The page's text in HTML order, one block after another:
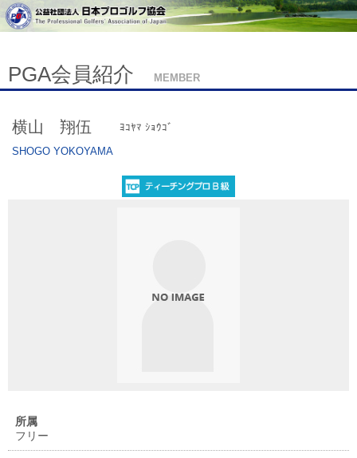
PGA会員紹介 MEMBER
横山 翔伍
ﾖｺﾔﾏ ｼｮｳｺﾞ
SHOGO YOKOYAMA
所属
フリー